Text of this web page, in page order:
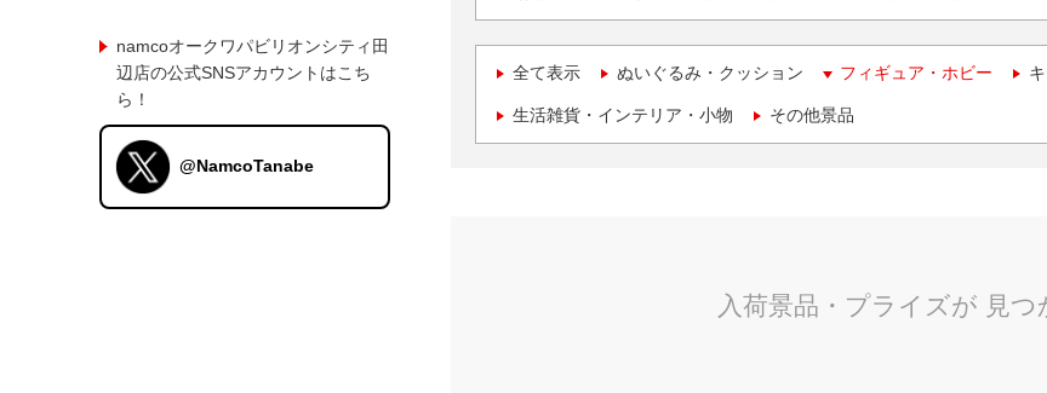
全て表示 ぬいぐるみ・クッション フィギュア・ホビー
生活雑貨・インテリア・小物 その他景品
namcoオークワパビリオンシティ田
辺店の公式SNSアカウントはこち
ら！
@NamcoTanabe